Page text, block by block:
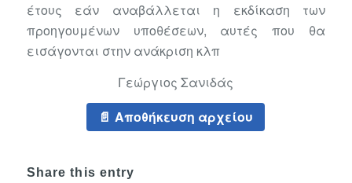
έτους εάν αναβάλλεται η εκδίκαση των
προηγουμένων υποθέσεων, αυτές που θα
εισάγονται στην ανάκριση κλπ
Γεώργιος Σανιδάς
Αποθήκευση αρχείου
Share this entry